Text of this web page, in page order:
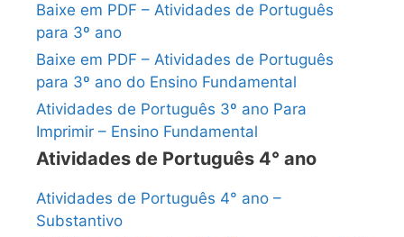
Baixe em PDF – Atividades de Português
para 3º ano
Baixe em PDF – Atividades de Português
para 3º ano do Ensino Fundamental
Atividades de Português 3º ano Para
Imprimir – Ensino Fundamental
Atividades de Português 4° ano
Atividades de Português 4° ano –
Substantivo